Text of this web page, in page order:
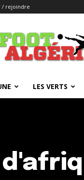
/ rejoindre
LES VERTS